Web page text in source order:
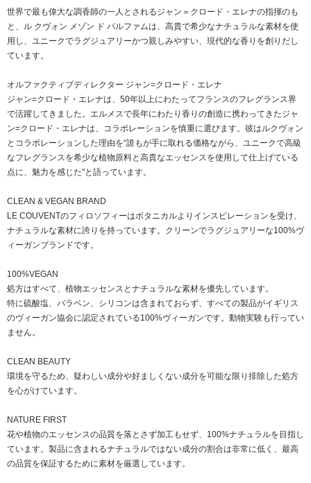
世界で最も偉大な調香師の一人とされるジャン＝クロード・エレナの指揮のも
と、ル クヴォン メゾン ド パルファムは、高貴で希少なナチュラルな素材を使
用し、ユニークでラグジュアリーかつ親しみやすい、現代的な香りを創りだし
ています。
オルファクティブディレクター ジャン=クロード・エレナ
ジャン=クロード・エレナは、50年以上にわたってフランスのフレグランス界
で活躍してきました。エルメスで長年にわたり香りの創造に携わってきたジャ
ン=クロード・エレナは、コラボレーションを慎重に選びます。彼はルクヴォン
とコラボレーションした理由を“誰もが手に取れる価格ながら、ユニークで高級
なフレグランスを希少な植物原料と高貴なエッセンスを使用して仕上げている
点に、魅力を感じた"と語っています。
CLEAN & VEGAN BRAND
LE COUVENTのフィロソフィーはボタニカルよりインスピレーションを受け、
ナチュラルな素材に誇りを持っています。クリーンでラグジュアリーな100%ヴ
ィーガンブランドです。
100%VEGAN
処方はすべて、植物エッセンスとナチュラルな素材を優先しています。
特に硫酸塩、パラベン、シリコンは含まれておらず、すべての製品がイギリス
のヴィーガン協会に認定されている100%ヴィーガンです。動物実験も行ってい
ません。
CLEAN BEAUTY
環境を守るため、疑わしい成分や好ましくない成分を可能な限り排除した処方
を心がけています。
NATURE FIRST
花や植物のエッセンスの品質を落とさず加工もせず、100%ナチュラルを目指し
ています。製品に含まれるナチュラルではない成分の割合は非常に低く、最高
の品質を保証するために素材を厳選しています。